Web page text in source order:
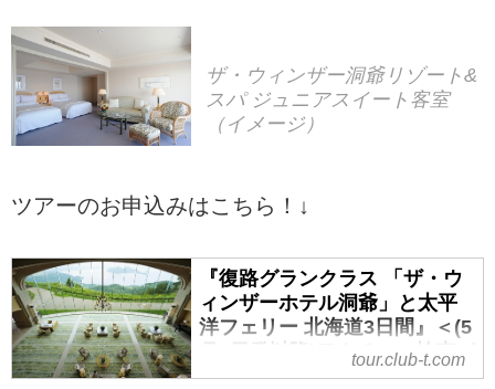
ザ・ウィンザー洞爺リゾート&
スパ ジュニアスイート客室
（イメージ）
ツアーのお申込みはこちら！↓
『復路グランクラス 「ザ・ウ
ィンザーホテル洞爺」と太平
洋フェリー 北海道3日間』＜(5
月9日発以降)ワクチン・検査パ
ッケージ適用ツアー／四季の
tour.club-t.com